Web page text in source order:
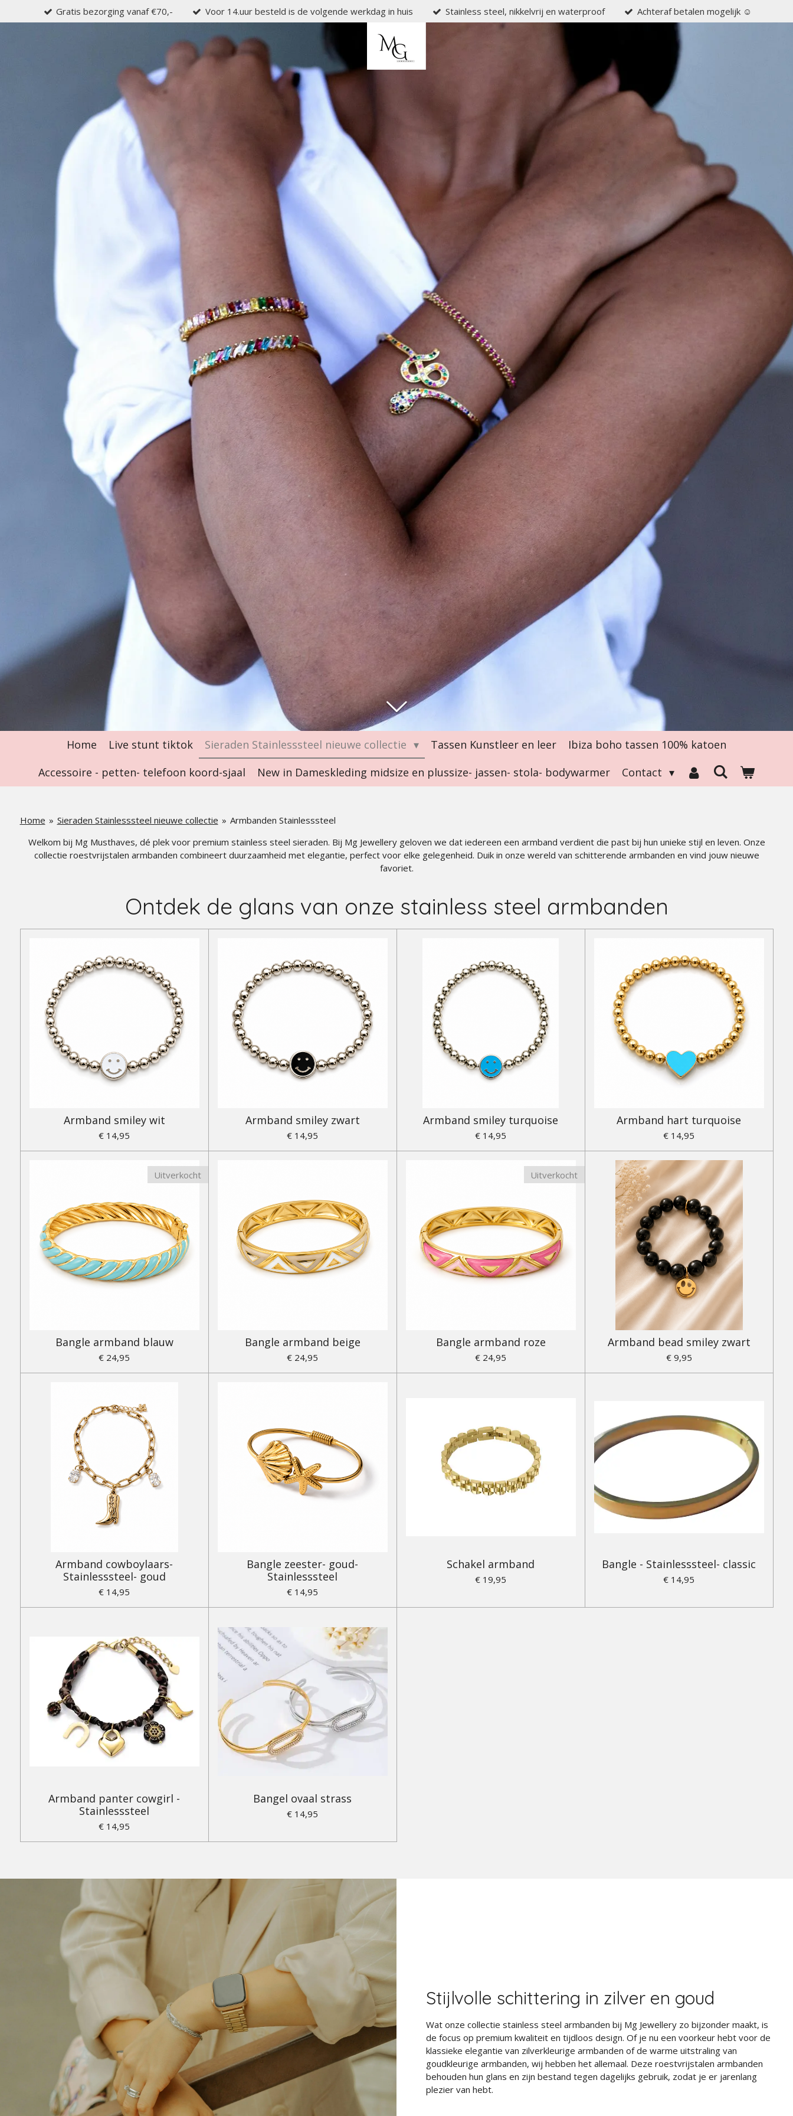
direct
Gratis bezorging vanaf €70,- Voor 14.uur besteld is de volgende werkdag in huis Stainless steel, nikkelvrij en waterproof Achteraf betalen mogelijk ☺️
Home Live stunt tiktok Sieraden Stainlesssteel nieuwe collectie Tassen Kunstleer en leer
Ibiza boho tassen 100% katoen
Accessoire - petten- telefoon koord-sjaal
New in Dameskleding midsize en plussize- jassen- stola- bodywarmer Contact
Home » Sieraden Stainlesssteel nieuwe collectie » Armbanden Stainlesssteel
Welkom bij Mg Musthaves, dé plek voor premium stainless steel sieraden. Bij Mg Jewellery geloven we dat iedereen een armband verdient die past bij hun unieke stijl en leven. Onze
collectie roestvrijstalen armbanden combineert duurzaamheid met elegantie, perfect voor elke gelegenheid. Duik in onze wereld van schitterende armbanden en vind jouw nieuwe
favoriet.
Ontdek de glans van onze stainless steel armbanden
Armband smiley wit
€ 14,95
Armband smiley zwart
€ 14,95
Armband smiley turquoise
€ 14,95
Armband hart turquoise
€ 14,95
Uitverkocht
Bangle armband blauw
€ 24,95
Bangle armband beige
€ 24,95
Uitverkocht
Bangle armband roze
€ 24,95
Armband bead smiley zwart
€ 9,95
Armband cowboylaars-
Stainlesssteel- goud
€ 14,95
Bangle zeester- goud-
Stainlesssteel
€ 14,95
Schakel armband
€ 19,95
Bangle - Stainlesssteel- classic
€ 14,95
Armband panter cowgirl -
Stainlesssteel
€ 14,95
Bangel ovaal strass
€ 14,95
Stijlvolle schittering in zilver en goud
Wat onze collectie stainless steel armbanden bij Mg Jewellery zo bijzonder maakt, is
de focus op premium kwaliteit en tijdloos design. Of je nu een voorkeur hebt voor de
klassieke elegantie van zilverkleurige armbanden of de warme uitstraling van
goudkleurige armbanden, wij hebben het allemaal. Deze roestvrijstalen armbanden
behouden hun glans en zijn bestand tegen dagelijks gebruik, zodat je er jarenlang
plezier van hebt.